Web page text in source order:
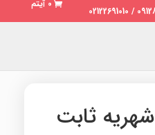
0 آیتم
ثابت